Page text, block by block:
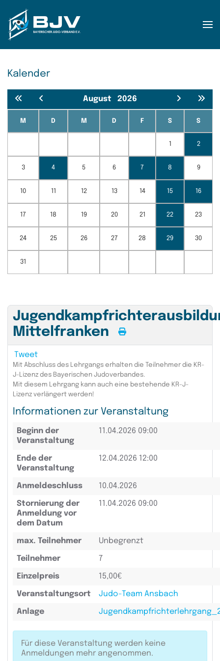
Zum Hauptinhalt springen
Kalender
August 2026
M D M D F S S
1 2
3 4 5 6 7 8 9
10 11 12 13 14 15 16
17 18 19 20 21 22 23
24 25 26 27 28 29 30
31
Mittelfranken
Tweet
Mit Abschluss des Lehrgangs erhalten die Teilnehmer die KR-
J-Lizenz des Bayerischen Judoverbandes.
Mit diesem Lehrgang kann auch eine bestehende KR-J-
Lizenz verlängert werden!
Informationen zur Veranstaltung
Beginn der
Veranstaltung
11.04.2026 09:00
Ende der
Veranstaltung
12.04.2026 12:00
Anmeldeschluss 10.04.2026
Stornierung der
Anmeldung vor
dem Datum
11.04.2026 09:00
max. Teilnehmer Unbegrenzt
Teilnehmer 7
Einzelpreis 15,00€
Veranstaltungsort Judo-Team Ansbach
Anlage
Für diese Veranstaltung werden keine
Anmeldungen mehr angenommen.